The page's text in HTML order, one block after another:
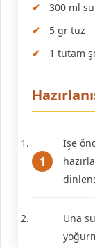
300 ml su
5 gr tuz
1 tutam
İşe
Una